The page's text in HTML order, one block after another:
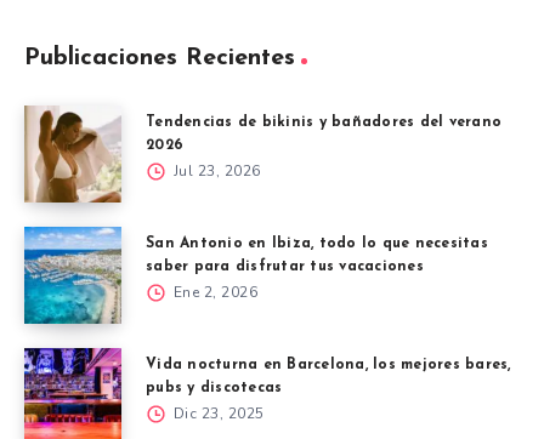
Publicaciones Recientes
Tendencias de bikinis y bañadores del verano
2026
Jul 23, 2026
San Antonio en Ibiza, todo lo que necesitas
saber para disfrutar tus vacaciones
Ene 2, 2026
Vida nocturna en Barcelona, los mejores bares,
pubs y discotecas
Dic 23, 2025